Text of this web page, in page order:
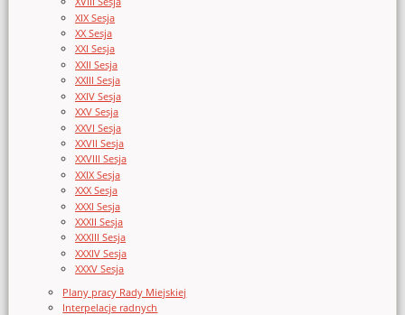
XIX Sesja
XX Sesja
XXI Sesja
XXII Sesja
XXIII Sesja
XXIV Sesja
XXV Sesja
XXVI Sesja
XXVII Sesja
XXVIII Sesja
XXIX Sesja
XXX Sesja
XXXI Sesja
XXXII Sesja
XXXIII Sesja
XXXIV Sesja
XXXV Sesja
Plany pracy Rady Miejskiej
Interpelacje radnych